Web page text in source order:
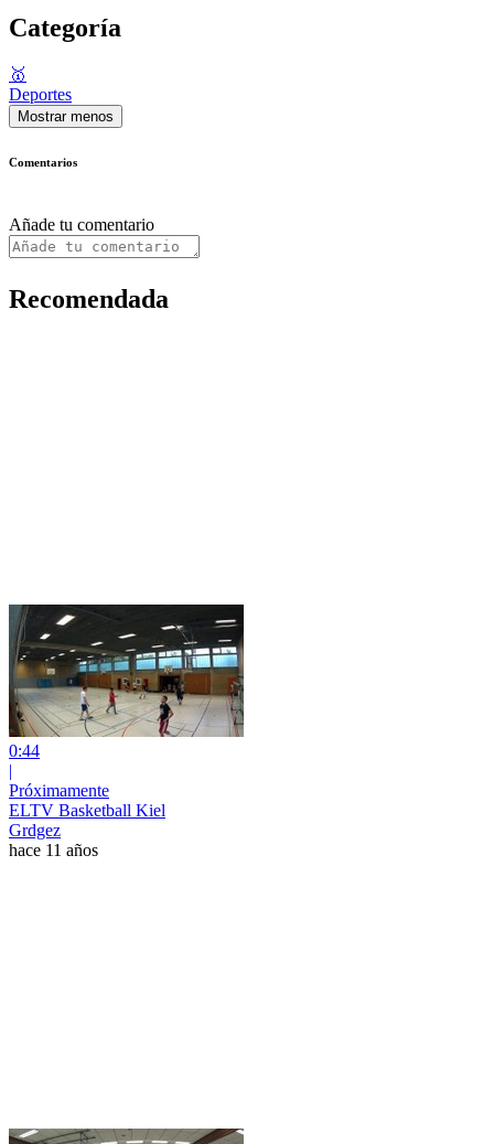
Categoría
🥇
Deportes
Mostrar menos
Comentarios
Añade tu comentario
Recomendada
0:44
|
Próximamente
ELTV Basketball Kiel
Grdgez
hace 11 años